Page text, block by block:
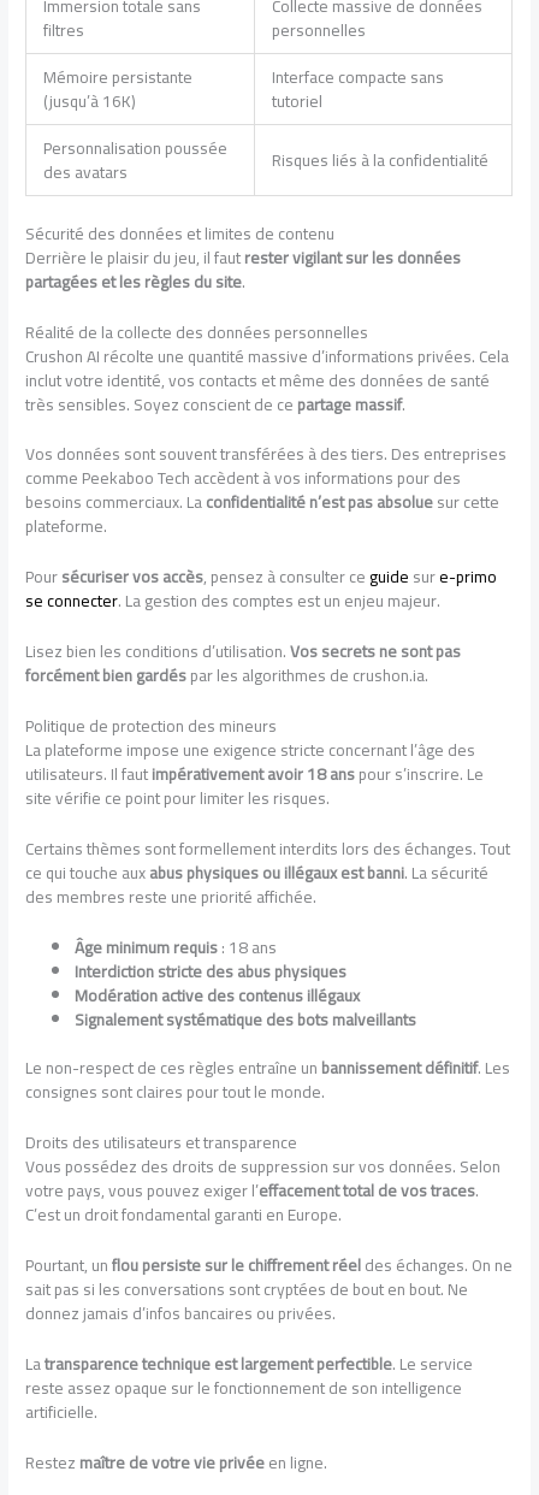
filtres
personnelles
Mémoire persistante
(jusqu’à 16K)
Interface compacte sans
tutoriel
Personnalisation poussée
des avatars Risques liés à la confidentialité
Sécurité des données et limites de contenu
Derrière le plaisir du jeu, il fautrester vigilant sur les données
partagées et les règles du site.
Réalité de la collecte des données personnelles
Crushon AI récolte une quantité massive d’informations privées. Cela
inclut votre identité, vos contacts et même des données de santé
très sensibles. Soyez conscient de cepartage massif.
Vos données sont souvent transférées à des tiers. Des entreprises
comme Peekaboo Tech accèdent à vos informations pour des
besoins commerciaux. Laconfidentialité n’est pas absoluesur cette
plateforme.
Poursécuriser vos accès, pensez à consulter ceguidesure-primo
se connecter. La gestion des comptes est un enjeu majeur.
Lisez bien les conditions d’utilisation.Vos secrets ne sont pas
forcément bien gardéspar les algorithmes de crushon.ia.
Politique de protection des mineurs
La plateforme impose une exigence stricte concernant l’âge des
utilisateurs. Il fautimpérativement avoir 18 anspour s’inscrire. Le
site vérifie ce point pour limiter les risques.
Certains thèmes sont formellement interdits lors des échanges. Tout
ce qui touche auxabus physiques ou illégaux est banni. La sécurité
des membres reste une priorité affichée.
Âge minimum requis: 18 ans
Interdiction stricte des abus physiques
Modération active des contenus illégaux
Signalement systématique des bots malveillants
Le non-respect de ces règles entraîne unbannissement définitif. Les
consignes sont claires pour tout le monde.
Droits des utilisateurs et transparence
Vous possédez des droits de suppression sur vos données. Selon
votre pays, vous pouvez exiger l’effacement total de vos traces.
C’est un droit fondamental garanti en Europe.
Pourtant, unflou persiste sur le chiffrement réeldes échanges. On ne
sait pas si les conversations sont cryptées de bout en bout. Ne
donnez jamais d’infos bancaires ou privées.
Latransparence technique est largement perfectible. Le service
reste assez opaque sur le fonctionnement de son intelligence
artificielle.
Restezmaître de votre vie privéeen ligne.